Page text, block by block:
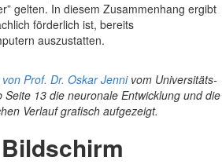
gelten. In diesem Zusammenhang ergibt
förderlich ist, bereits
auszustatten.
Prof. Dr. Oskar Jennivom Universitäts-
13 die neuronale Entwicklung und die
Verlauf grafisch aufgezeigt.